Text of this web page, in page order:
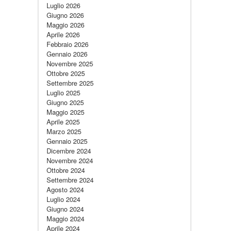
Luglio 2026
Giugno 2026
Maggio 2026
Aprile 2026
Febbraio 2026
Gennaio 2026
Novembre 2025
Ottobre 2025
Settembre 2025
Luglio 2025
Giugno 2025
Maggio 2025
Aprile 2025
Marzo 2025
Gennaio 2025
Dicembre 2024
Novembre 2024
Ottobre 2024
Settembre 2024
Agosto 2024
Luglio 2024
Giugno 2024
Maggio 2024
Aprile 2024